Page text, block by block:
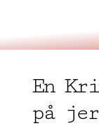
En
på